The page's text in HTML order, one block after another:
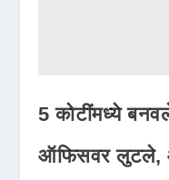
5 कोटींमध्ये
ऑफिसवर लुटले,